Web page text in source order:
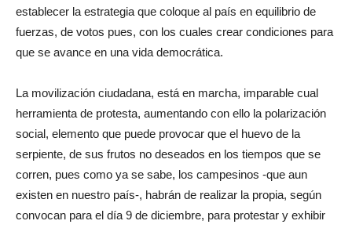
establecer la estrategia que coloque al país en equilibrio de
fuerzas, de votos pues, con los cuales crear condiciones para
que se avance en una vida democrática.
La movilización ciudadana, está en marcha, imparable cual
herramienta de protesta, aumentando con ello la polarización
social, elemento que puede provocar que el huevo de la
serpiente, de sus frutos no deseados en los tiempos que se
corren, pues como ya se sabe, los campesinos -que aun
existen en nuestro país-, habrán de realizar la propia, según
convocan para el día 9 de diciembre, para protestar y exhibir